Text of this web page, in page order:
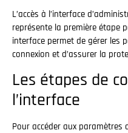
L’accès à l’interface
représente la première étape
interface permet de gérer les
connexion et d’assurer la
Les étapes de
l’interface
Pour accéder aux paramètres